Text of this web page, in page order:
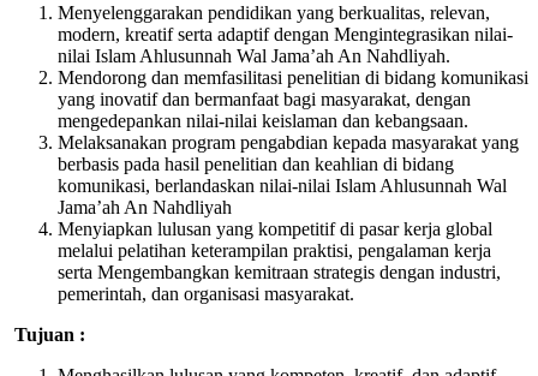
Menyelenggarakan pendidikan yang berkualitas, relevan,
modern, kreatif serta adaptif dengan Mengintegrasikan nilai-
nilai Islam Ahlusunnah Wal Jama’ah An Nahdliyah.
Mendorong dan memfasilitasi penelitian di bidang komunikasi
yang inovatif dan bermanfaat bagi masyarakat, dengan
mengedepankan nilai-nilai keislaman dan kebangsaan.
Melaksanakan program pengabdian kepada masyarakat yang
berbasis pada hasil penelitian dan keahlian di bidang
komunikasi, berlandaskan nilai-nilai Islam Ahlusunnah Wal
Jama’ah An Nahdliyah
Menyiapkan lulusan yang kompetitif di pasar kerja global
melalui pelatihan keterampilan praktisi, pengalaman kerja
serta Mengembangkan kemitraan strategis dengan industri,
pemerintah, dan organisasi masyarakat.
Tujuan :